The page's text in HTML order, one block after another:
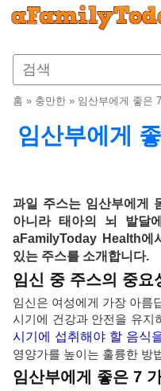
홈 » 충만한 » 임산부에게 좋은
임산부에게
과일 주스는 임산부에게
아니라 태아의 뇌 발달
aFamilyToday Health에
있는 주스를 소개합니다.
임신 중 주스의 중요
임신은 여성에게 가장 아름
시기에 건강과 안전을 유지
시기에 섭취해야 할 음식
영양가를 높이는 훌륭한 방
임산부에게 좋은 7